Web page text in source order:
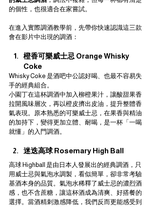
的個性，也很適合在家嘗試。
在進入實際調酒教學前，先帶你快速認識這三款
會在影片中出現的調酒：
橙香可樂威士忌 Orange Whisky
Coke
Whisky Coke 是酒吧中公認好喝、也最不容易失
手的經典組合。
小園丁在這杯調酒中加入柳橙果汁，讓酸甜果香
拉開風味層次，再以橙皮擠出皮油，提升整體香
氣表現。原本熟悉的可樂威士忌，在果香與精油
的加持下，變得更加立體、耐喝，是一杯「一喝
就懂」的入門調酒。
迷迭高球 Rosemary High Ball
高球 Highball 是由日本人發展出的經典調酒，只
用威士忌與氣泡水調製，看似簡單，卻非常考驗
基酒本身的品質。氣泡水稀釋了威士忌的濃烈酒
感，也不含蔗糖，讓這杯酒成為清爽、好搭餐的
選擇。當酒精刺激感降低，我們反而更能感受到